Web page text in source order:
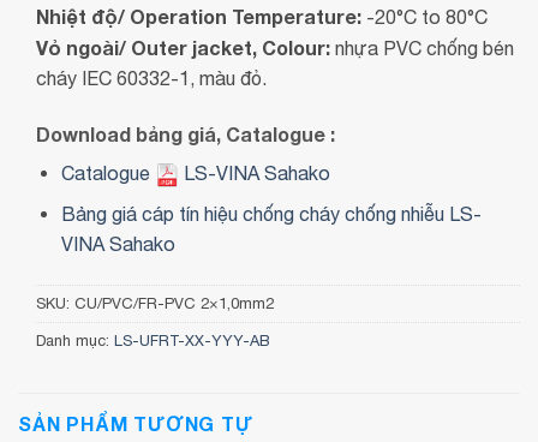
Nhiệt độ/ Operation Temperature: -20°C to 80°C
Vỏ ngoài/ Outer jacket, Colour: nhựa PVC chống bén
cháy IEC 60332-1, màu đỏ.
Download bảng giá, Catalogue :
Catalogue
LS-VINA Sahako
Bảng giá cáp tín hiệu chống cháy chống nhiễu LS-
VINA Sahako
SKU: CU/PVC/FR-PVC 2×1,0mm2
Danh mục: LS-UFRT-XX-YYY-AB
SẢN PHẨM TƯƠNG TỰ